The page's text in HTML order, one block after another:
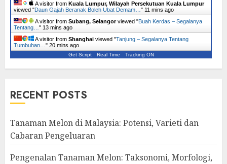
A visitor from Kuala Lumpur, Wilayah Persekutuan Kuala Lumpur
viewed "Daun Gajah Beranak Boleh Ubat Demam… " 11 mins ago
A visitor from Subang, Selangorviewed "Buah Kerdas – Segalanya
Tentang… " 13 mins ago
A visitor from Shanghai viewed "Tanjung – Segalanya Tentang
Tumbuhan… " 20 mins ago
Get Script Real Time Tracking ON
RECENT POSTS
Tanaman Melon di Malaysia: Potensi, Varieti dan
Cabaran Pengeluaran
Pengenalan Tanaman Melon: Taksonomi, Morfologi,